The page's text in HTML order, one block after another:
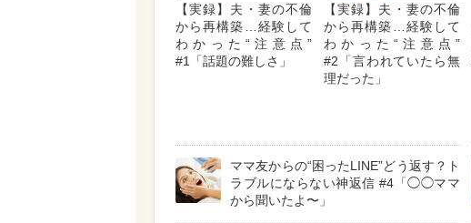
【実録】夫・妻の不倫
から再構築…経験して
わかった“注意点”
#1「話題の難しさ」
【実録】夫・妻の不倫
から再構築…経験して
わかった“注意点”
#2「言われていたら無
理だった」
ママ友からの“困ったLINE”どう返す？ト
ラブルにならない神返信 #4「◯◯ママ
から聞いたよ〜」